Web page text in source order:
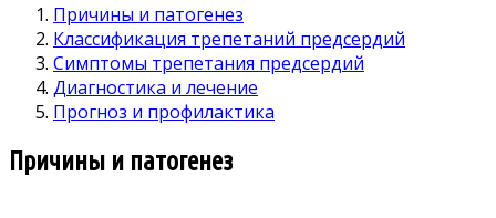
Причины и патогенез
Классификация трепетаний предсердий
Симптомы трепетания предсердий
Диагностика и лечение
Прогноз и профилактика
Причины и патогенез